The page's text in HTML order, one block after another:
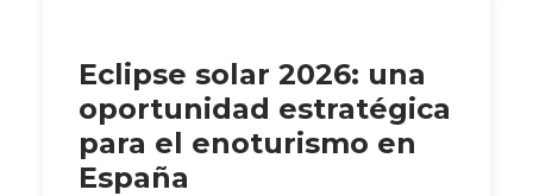
Eclipse solar 2026: una
oportunidad estratégica
para el enoturismo en
España